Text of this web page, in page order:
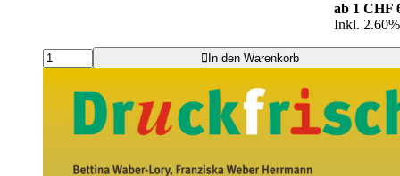
ab 1 CHF
Inkl.
In den Warenkorb